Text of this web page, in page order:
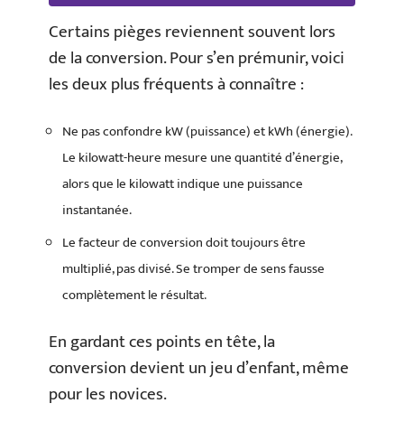
Certains pièges reviennent souvent lors
de la conversion. Pour s’en prémunir, voici
les deux plus fréquents à connaître :
Ne pas confondre kW (puissance) et kWh (énergie).
Le kilowatt-heure mesure une quantité d’énergie,
alors que le kilowatt indique une puissance
instantanée.
Le facteur de conversion doit toujours être
multiplié, pas divisé. Se tromper de sens fausse
complètement le résultat.
En gardant ces points en tête, la
conversion devient un jeu d’enfant, même
pour les novices.